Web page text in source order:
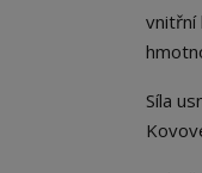
vnitřní
Síla